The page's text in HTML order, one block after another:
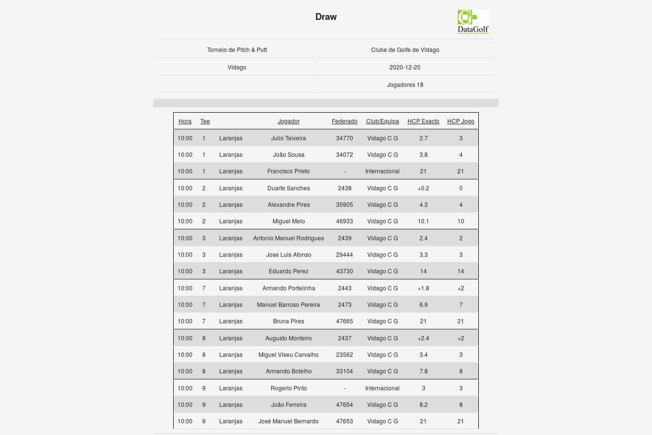
Draw
Torneio de Pitch & Putt Clube de Golfe de Vidago
Vidago 2020-12-20
Jogadores 18
Hora Tee Jogador Federado Club/Equipa HCP Exacto HCP Jogo
10:00 1 Laranjas Julio Teixeira 34770 Vidago C G 2.7
3
10:00
1 Laranjas João Sousa 34072 Vidago C G 3.8
4
10:00
1 Laranjas Francisco Prieto - Internacional 21 21
10:00 2 Laranjas Duarte Sanches 2438 Vidago C G +0.2
0
10:00
2 Laranjas Alexandre Pires 35905 Vidago C G 4.3
4
10:00
2 Laranjas Miguel Melo 46933 Vidago C G 10.1 10
10:00 3 Laranjas Antonio Manuel Rodrigues 2439 Vidago C G 2.4
2
10:00
3 Laranjas Jose Luis Afonso 29444 Vidago C G 3.3
3
10:00
3 Laranjas Eduardo Perez 43730 Vidago C G 14 14
10:00 7 Laranjas Armando Portelinha 2443 Vidago C G +1.8
+2
10:00
7 Laranjas Manuel Barroso Pereira 2473 Vidago C G 6.9
7
10:00
7 Laranjas Bruna Pires 47665 Vidago C G 21 21
10:00 8 Laranjas Augusto Monteiro 2437 Vidago C G +2.4
+2
10:00
8 Laranjas Miguel Viseu Carvalho 23562 Vidago C G 3.4
3
10:00
8 Laranjas Armando Botelho 33104 Vidago C G 7.8 8
10:00 9 Laranjas Rogerio Pinto - Internacional 3
3
10:00
9 Laranjas João Ferreira 47654 Vidago C G 8.2
8
10:00
9 Laranjas José Manuel Bernardo 47653 Vidago C G 21 21